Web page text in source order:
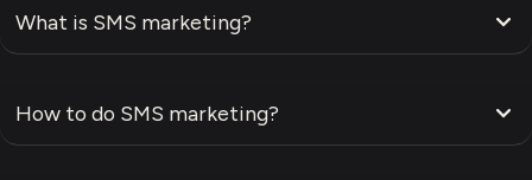
What is SMS marketing?
How to do SMS marketing?